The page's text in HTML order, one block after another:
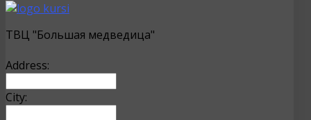
ТВЦ "Большая медведица"
Address:
City: